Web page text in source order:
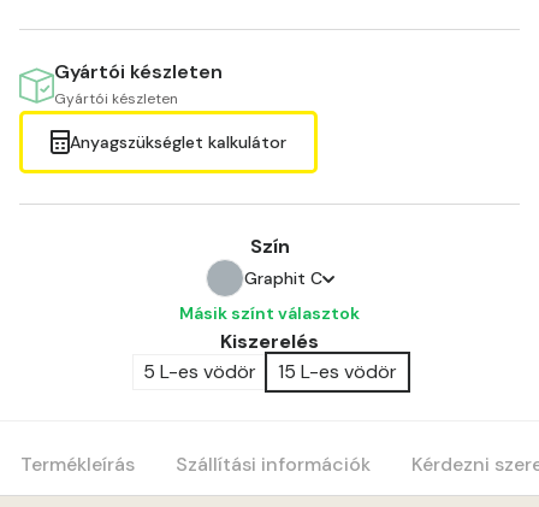
Gyártói készleten
Gyártói készleten
Anyagszükséglet kalkulátor
Szín
Graphit C
Amber C
Amber D
Másik színt választok
Kiszerelés
5 L-es vödör
15 L-es vödör
Termékleírás Szállítási információk Kérdezni